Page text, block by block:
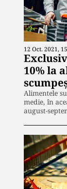
12 Oct. 2021,
10% la
Alimentele
medie, în
august-